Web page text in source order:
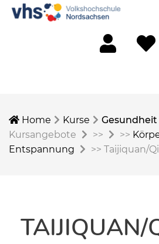
Home Kurse
Gesundheit
Kursangebote
>> >>
Entspannung
>> Taijiquan/
TAIJIQUAN/